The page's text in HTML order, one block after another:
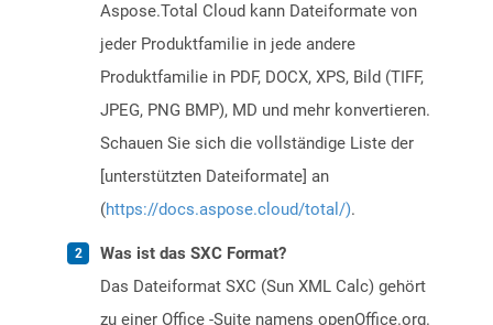
Aspose.Total Cloud kann Dateiformate von
jeder Produktfamilie in jede andere
Produktfamilie in PDF, DOCX, XPS, Bild (TIFF,
JPEG, PNG BMP), MD und mehr konvertieren.
Schauen Sie sich die vollständige Liste der
[unterstützten Dateiformate] an
(https://docs.aspose.cloud/total/).
Was ist das SXC Format?
Das Dateiformat SXC (Sun XML Calc) gehört
zu einer Office -Suite namens openOffice.org.